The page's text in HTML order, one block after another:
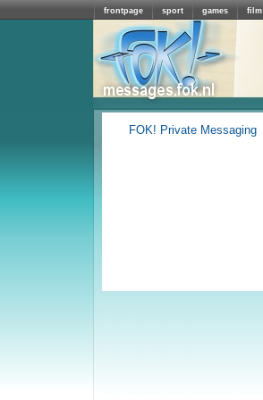
frontpage sport games film
FOK! Private Messaging